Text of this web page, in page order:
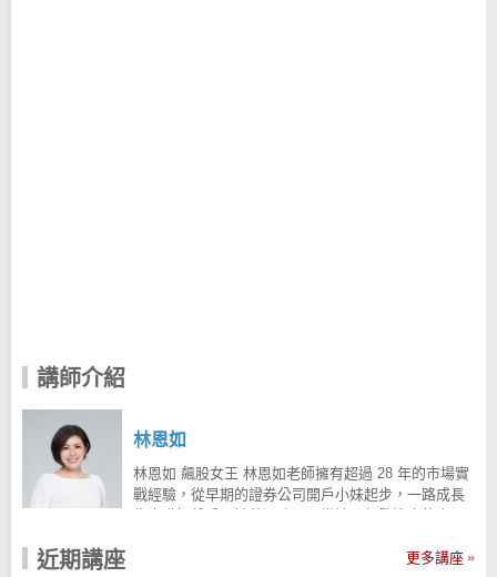
講師介紹
林恩如
林恩如 飆股女王 林恩如老師擁有超過 28 年的市場實
戰經驗，從早期的證券公司開戶小妹起步，一路成長
為專職操盤手。她曾深陷天天當沖、頻繁進出的交易
面臨慘賠。 在痛定思痛後，她透過大量閱讀與實戰反
近期講座
更多講座